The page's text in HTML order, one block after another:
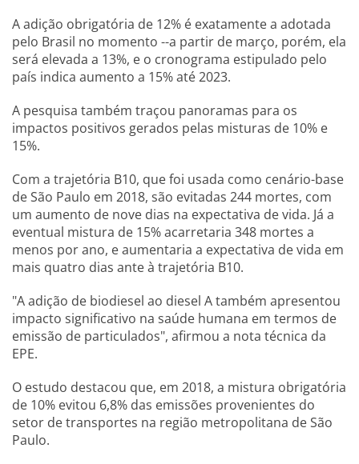
A adição obrigatória de 12% é exatamente a adotada
pelo Brasil no momento --a partir de março, porém, ela
será elevada a 13%, e o cronograma estipulado pelo
país indica aumento a 15% até 2023.
A pesquisa também traçou panoramas para os
impactos positivos gerados pelas misturas de 10% e
15%.
Com a trajetória B10, que foi usada como cenário-base
de São Paulo em 2018, são evitadas 244 mortes, com
um aumento de nove dias na expectativa de vida. Já a
eventual mistura de 15% acarretaria 348 mortes a
menos por ano, e aumentaria a expectativa de vida em
mais quatro dias ante à trajetória B10.
"A adição de biodiesel ao diesel A também apresentou
impacto significativo na saúde humana em termos de
emissão de particulados", afirmou a nota técnica da
EPE.
O estudo destacou que, em 2018, a mistura obrigatória
de 10% evitou 6,8% das emissões provenientes do
setor de transportes na região metropolitana de São
Paulo.